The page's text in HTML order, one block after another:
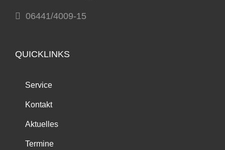
06441/4009-15
QUICKLINKS
Service
Kontakt
Aktuelles
Termine